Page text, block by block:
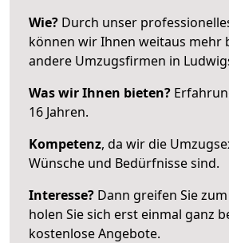
Wie? Durch unser
können wir Ihnen weitaus mehr
andere Umzugsfirmen in
Was wir Ihnen bieten?
16 Jahren.
Kompetenz, da wir die
Wünsche und Bedürfnisse sind.
Interesse? Dann greifen Sie
holen Sie sich erst einmal ganz
kostenlose Angebote.